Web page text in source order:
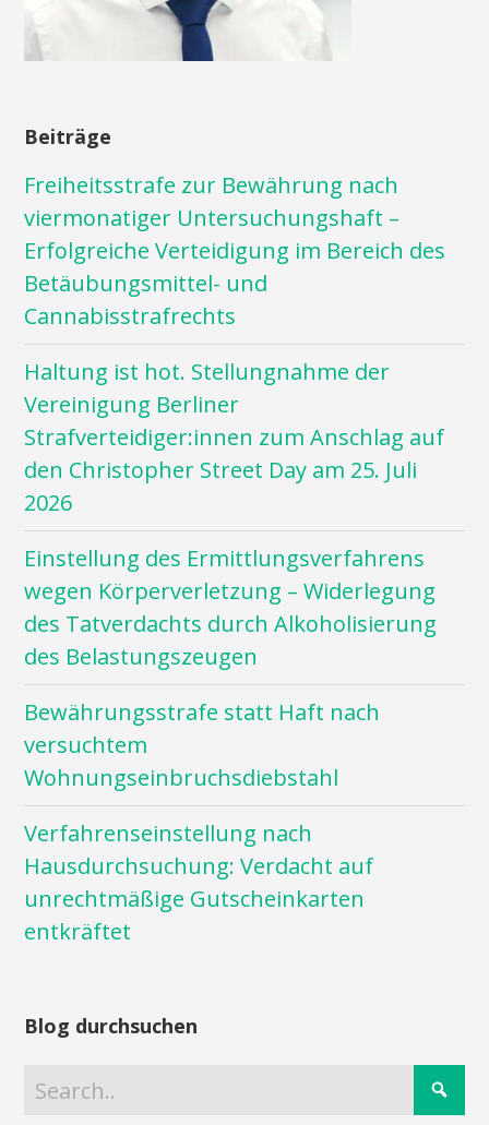
Beiträge
Freiheitsstrafe zur Bewährung nach
viermonatiger Untersuchungshaft –
Erfolgreiche Verteidigung im Bereich des
Betäubungsmittel- und
Cannabisstrafrechts
Haltung ist hot. Stellungnahme der
Vereinigung Berliner
Strafverteidiger:innen zum Anschlag auf
den Christopher Street Day am 25. Juli
2026
Einstellung des Ermittlungsverfahrens
wegen Körperverletzung – Widerlegung
des Tatverdachts durch Alkoholisierung
des Belastungszeugen
Bewährungsstrafe statt Haft nach
versuchtem
Wohnungseinbruchsdiebstahl
Verfahrenseinstellung nach
Hausdurchsuchung: Verdacht auf
unrechtmäßige Gutscheinkarten
entkräftet
Blog durchsuchen